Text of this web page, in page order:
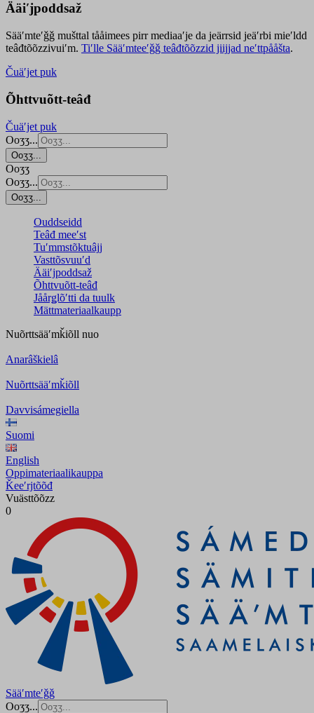
Ääiʹjpoddsaž
Sääʹmteʹǧǧ mušttal tååimees pirr mediaaʹje da jeärrsid jeäʹrbi mieʹldd
teâđtõõzzivuiʹm. Tiʹlle Sääʹmteeʹǧǧ teâđtõõzzid jiijjad neʹttpååšta.
Čuäʹjet puk
Õhttvuõtt-teâđ
Čuäʹjet puk
Ooʒʒ...
Ooʒʒ...
Ooʒʒ
Ooʒʒ...
Ooʒʒ...
Ouddseidd
Teâđ meeʹst
Tuʹmmstõktuâjj
Vasttõsvuuʹd
Ääiʹjpoddsaž
Õhttvuõtt-teâđ
Jåårǥlõʹtti da tuulk
Mättmateriaalkaupp
Nuõrttsääʹmǩiõll nuo
Anarâškielâ
Nuõrttsääʹmǩiõll
Davvisámegiella
Suomi
English
Oppimateriaalikauppa
Ǩeeʹrjtõõđ
Vuästtõõzz
0
Sääʹmteʹǧǧ
Ooʒʒ...